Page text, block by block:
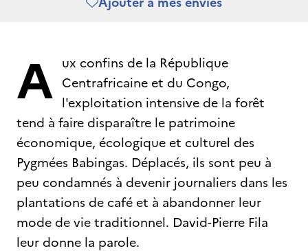
A ux confins de la République
Centrafricaine et du Congo,
l'exploitation intensive de la forêt
tend à faire disparaître le patrimoine
économique, écologique et culturel des
Pygmées Babingas. Déplacés, ils sont peu à
peu condamnés à devenir journaliers dans les
plantations de café et à abandonner leur
mode de vie traditionnel. David-Pierre Fila
leur donne la parole.